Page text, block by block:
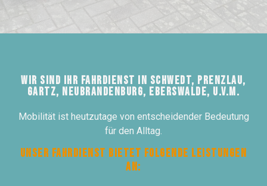
Wir sind Ihr Fahrdienst in Schwedt, Prenzlau,
Gartz, Neubrandenburg, Eberswalde, u.v.m.
Mobilität ist heutzutage von entscheidender Bedeutung
für den Alltag.
Unser Fahrdienst bietet folgende Leistungen
an: